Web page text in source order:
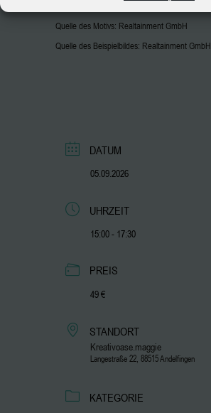
Quelle des Motivs: Realtainment GmbH
Quelle des Beispielbildes: Realtainment GmbH
DATUM
05.09.2026
UHRZEIT
15:00 - 17:30
PREIS
49 €
STANDORT
Kreativoase.maggie
Langestraße 22, 88515 Andelfingen
KATEGORIE